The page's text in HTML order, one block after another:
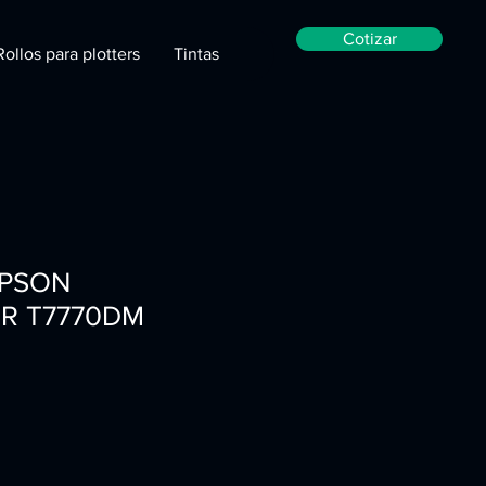
para plotters Tintas
Cotizar
T7770DM